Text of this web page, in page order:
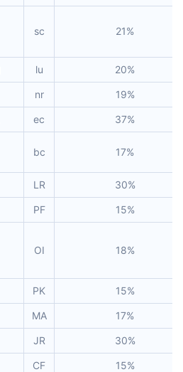
sc 21%
lu 20%
nr 19%
ec 37%
bc 17%
LR 30%
PF 15%
OI 18%
PK 15%
MA 17%
JR 30%
CF 15%